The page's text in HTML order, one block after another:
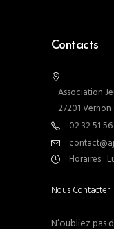
Contacts
Association
27201
02 32 51
Horaires :
Nous Contacter
N’oubliez pas